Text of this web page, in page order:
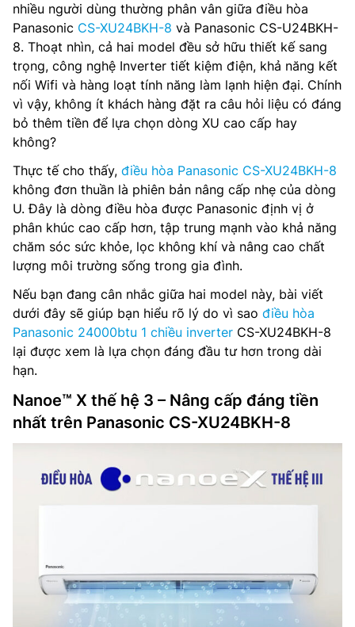
nhiều người dùng thường phân vân giữa điều hòa
Panasonic CS-XU24BKH-8 và Panasonic CS-U24BKH-
8. Thoạt nhìn, cả hai model đều sở hữu thiết kế sang
trọng, công nghệ Inverter tiết kiệm điện, khả năng kết
nối Wifi và hàng loạt tính năng làm lạnh hiện đại. Chính
vì vậy, không ít khách hàng đặt ra câu hỏi liệu có đáng
bỏ thêm tiền để lựa chọn dòng XU cao cấp hay
không?
Thực tế cho thấy, điều hòa Panasonic CS-XU24BKH-8
không đơn thuần là phiên bản nâng cấp nhẹ của dòng
U. Đây là dòng điều hòa được Panasonic định vị ở
phân khúc cao cấp hơn, tập trung mạnh vào khả năng
chăm sóc sức khỏe, lọc không khí và nâng cao chất
lượng môi trường sống trong gia đình.
Nếu bạn đang cân nhắc giữa hai model này, bài viết
dưới đây sẽ giúp bạn hiểu rõ lý do vì sao điều hòa
Panasonic 24000btu 1 chiều inverter CS-XU24BKH-8
lại được xem là lựa chọn đáng đầu tư hơn trong dài
hạn.
Nanoe™ X thế hệ 3 – Nâng cấp đáng tiền
nhất trên Panasonic CS-XU24BKH-8